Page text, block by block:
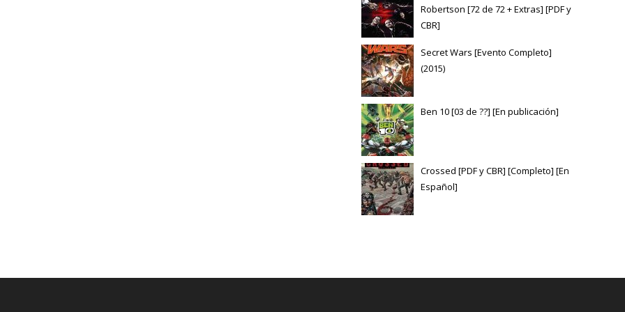
Robertson [72 de 72 + Extras] [PDF y
CBR]
Secret Wars [Evento Completo]
(2015)
Ben 10 [03 de ??] [En publicación]
Crossed [PDF y CBR] [Completo] [En
Español]